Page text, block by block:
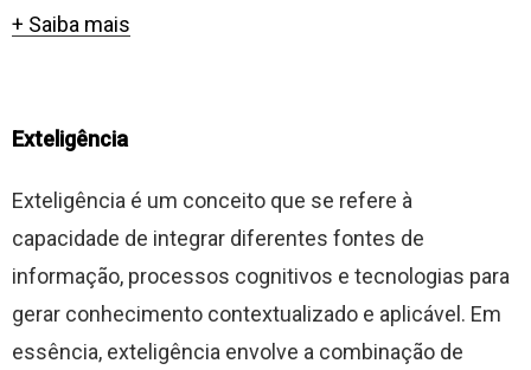
+ Saiba mais
Exteligência
Exteligência é um conceito que se refere à
capacidade de integrar diferentes fontes de
informação, processos cognitivos e tecnologias para
gerar conhecimento contextualizado e aplicável. Em
essência, exteligência envolve a combinação de